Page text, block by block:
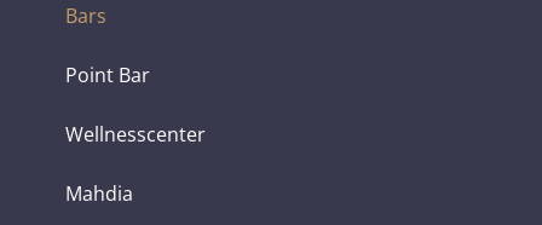
Bars
Point Bar
Wellnesscenter
Mahdia